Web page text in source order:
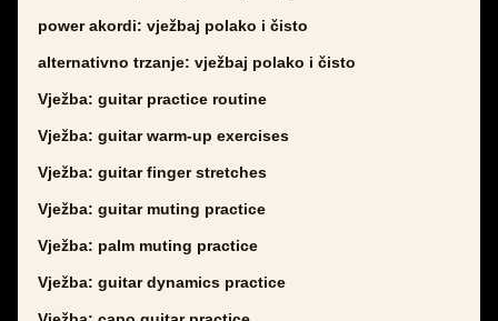
power akordi: vježbaj polako i čisto
alternativno trzanje: vježbaj polako i čisto
Vježba: guitar practice routine
Vježba: guitar warm-up exercises
Vježba: guitar finger stretches
Vježba: guitar muting practice
Vježba: palm muting practice
Vježba: guitar dynamics practice